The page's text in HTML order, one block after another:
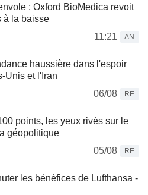
; Oxford BioMedica revoit
à la baisse
11:21
AN
haussière dans l'espoir
Unis et l'Iran
06/08
RE
points, les yeux rivés sur le
géopolitique
05/08
RE
les bénéfices de Lufthansa -